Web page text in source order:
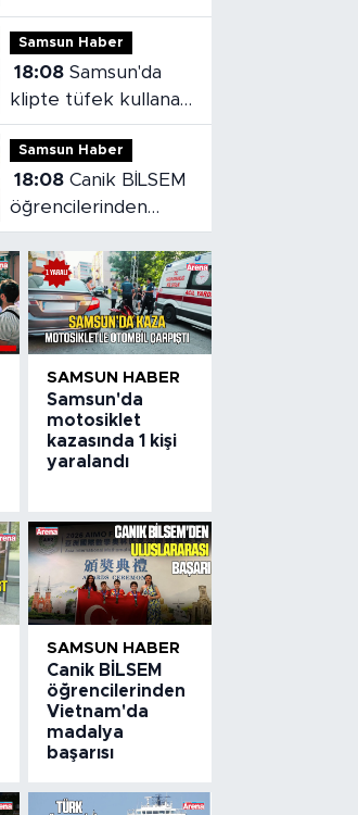
kazasında 1 kişi
yaralandı
Samsun Haber
18:08 Samsun'da
klipte tüfek kullanan
rapçi ve 3 kişi
serbest bırakıldı
Samsun Haber
18:08 Canik BİLSEM
öğrencilerinden
Vietnam'da madalya
başarısı
SAMSUN HABER
Samsun'da
motosiklet
kazasında 1 kişi
yaralandı
SAMSUN HABER
Canik BİLSEM
öğrencilerinden
Vietnam'da
madalya
başarısı